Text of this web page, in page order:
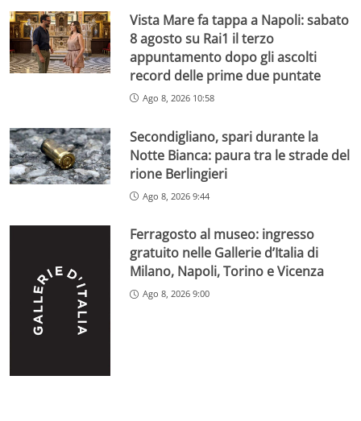
Vista Mare fa tappa a Napoli: sabato
8 agosto su Rai1 il terzo
appuntamento dopo gli ascolti
record delle prime due puntate
Ago 8, 2026 10:58
Secondigliano, spari durante la
Notte Bianca: paura tra le strade del
rione Berlingieri
Ago 8, 2026 9:44
Ferragosto al museo: ingresso
gratuito nelle Gallerie d’Italia di
Milano, Napoli, Torino e Vicenza
Ago 8, 2026 9:00